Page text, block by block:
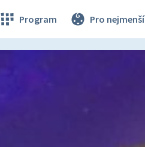
Program Pro nejmenší